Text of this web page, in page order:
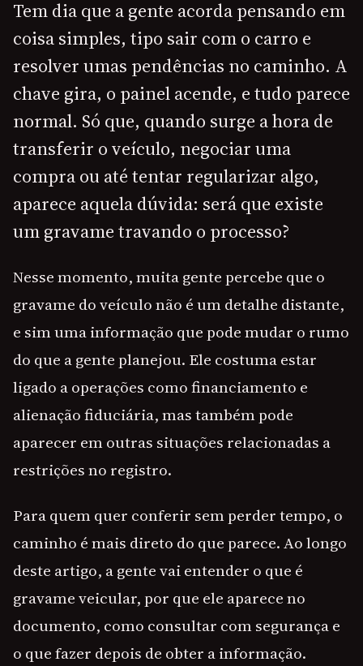
Tem dia que a gente acorda pensando em
coisa simples, tipo sair com o carro e
resolver umas pendências no caminho. A
chave gira, o painel acende, e tudo parece
normal. Só que, quando surge a hora de
transferir o veículo, negociar uma
compra ou até tentar regularizar algo,
aparece aquela dúvida: será que existe
um gravame travando o processo?
Nesse momento, muita gente percebe que o
gravame do veículo não é um detalhe distante,
e sim uma informação que pode mudar o rumo
do que a gente planejou. Ele costuma estar
ligado a operações como financiamento e
alienação fiduciária, mas também pode
aparecer em outras situações relacionadas a
restrições no registro.
Para quem quer conferir sem perder tempo, o
caminho é mais direto do que parece. Ao longo
deste artigo, a gente vai entender o que é
gravame veicular, por que ele aparece no
documento, como consultar com segurança e
o que fazer depois de obter a informação.